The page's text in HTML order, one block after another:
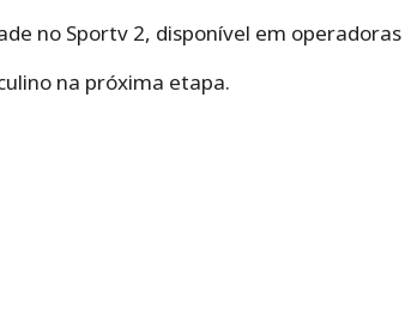
no Sportv 2, disponível em
na próxima etapa.